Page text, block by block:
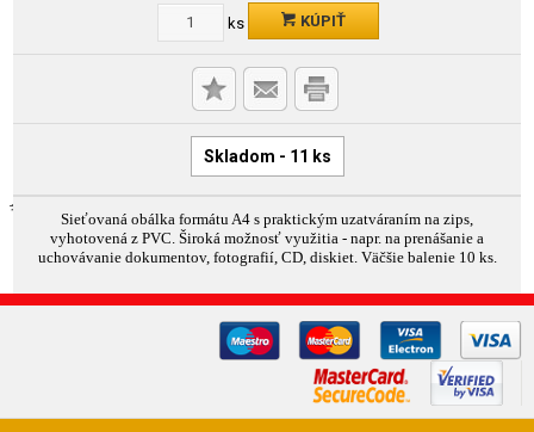
ks KÚPIŤ
Skladom - 11 ks
Sieťovaná obálka formátu A4 s praktickým uzatváraním na zips,
vyhotovená z PVC. Široká možnosť využitia - napr. na prenášanie a
uchovávanie dokumentov, fotografií, CD, diskiet. Väčšie balenie 10 ks.